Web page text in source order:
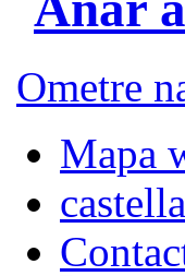
Ometre
Mapa